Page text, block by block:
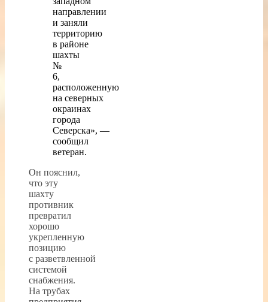
направлении
и заняли
территорию
в районе
шахты
№
6,
расположенную
на северных
окраинах
города
Северска», —
сообщил
ветеран.
Он пояснил,
что эту
шахту
противник
превратил
хорошо
укрепленную
позицию
с разветвленной
системой
снабжения.
На трубах